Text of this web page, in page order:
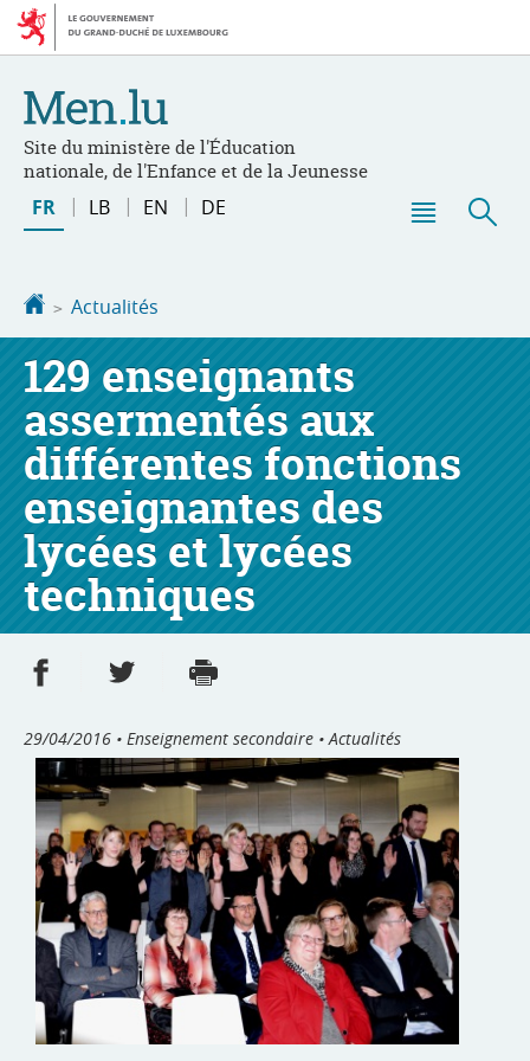
Aller
navigation
Aller
au
Site du ministère de l'Éducation
nationale, de l'Enfance et de la Jeunesse
Changer
de
FR LB EN DE
Accueil
Actualités
129 enseignants
assermentés aux
différentes fonctions
enseignantes des
lycées et lycées
techniques
Partager sur Facebook
Partager sur Twitter
29/04/2016 • Enseignement secondaire • Actualités